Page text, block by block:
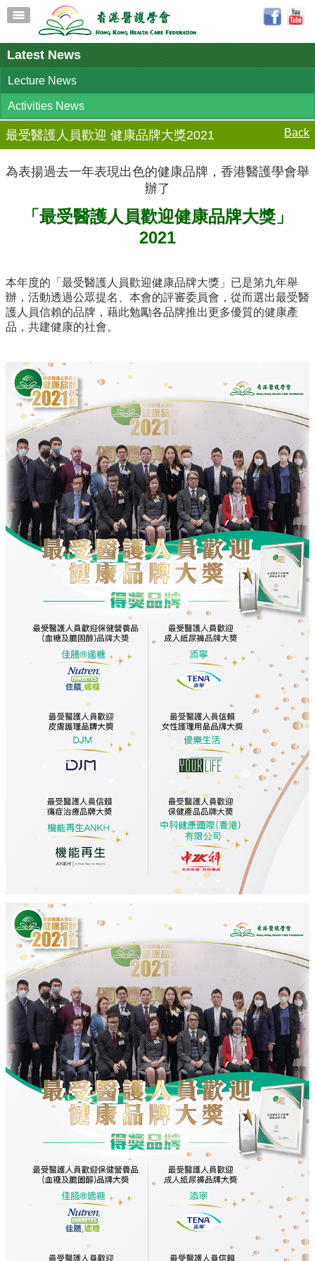
Latest News
Lecture News
Activities News
最受醫護人員歡迎 健康品牌大獎2021 Back
為表揚過去一年表現出色的健康品牌，香港醫護學會舉
辦了
「最受醫護人員歡迎健康品牌大獎」
2021
本年度的「最受醫護人員歡迎健康品牌大獎」已是第九年舉
辦，活動透過公眾提名、本會的評審委員會，從而選出最受醫
護人員信賴的品牌，藉此勉勵各品牌推出更多優質的健康產
品，共建健康的社會。